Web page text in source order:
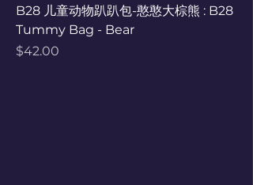
B28 儿童动物趴趴包-憨憨大棕熊 : B28
Tummy Bag - Bear
Price
$42.00